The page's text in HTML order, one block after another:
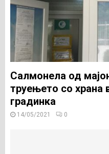
Салмонела од
труењето со храна
градинка
14/05/2021 0